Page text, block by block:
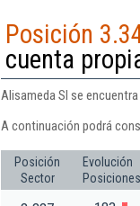
Posición
cuenta
Alisameda Sl se
A continuación podrá
Posición
Sector
Evolución
Posiciones